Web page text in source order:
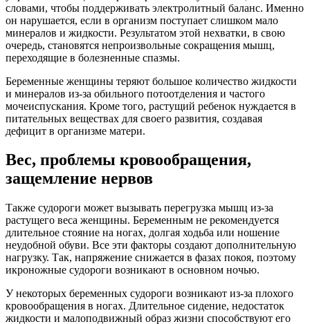
словами, чтобы поддерживать электролитный баланс. Именно
он нарушается, если в организм поступает слишком мало
минералов и жидкости. Результатом этой нехватки, в свою
очередь, становятся непроизвольные сокращения мышц,
переходящие в болезненные спазмы.
Беременные женщины теряют большое количество жидкости
и минералов из-за обильного потоотделения и частого
мочеиспускания. Кроме того, растущий ребенок нуждается в
питательных веществах для своего развития, создавая
дефицит в организме матери.
Вес, проблемы кровообращения,
защемление нервов
Также судороги может вызывать перегрузка мышц из-за
растущего веса женщины. Беременным не рекомендуется
длительное стояние на ногах, долгая ходьба или ношение
неудобной обуви. Все эти факторы создают дополнительную
нагрузку. Так, напряжение снижается в фазах покоя, поэтому
икроножные судороги возникают в основном ночью.
У некоторых беременных судороги возникают из-за плохого
кровообращения в ногах. Длительное сидение, недостаток
жидкости и малоподвижный образ жизни способствуют его